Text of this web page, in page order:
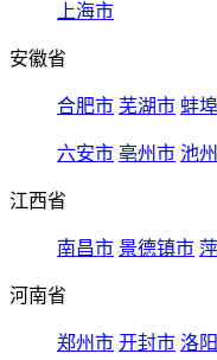
上海市
安徽省
合肥市 芜湖市 蚌
六安市 亳州市 池
江西省
南昌市 景德镇市
河南省
郑州市 开封市 洛